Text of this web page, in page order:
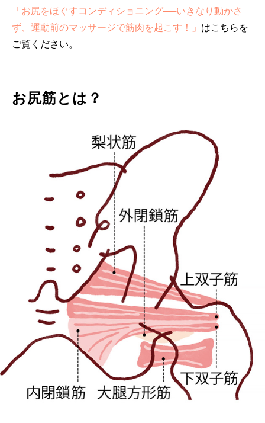
「お尻をほぐすコンディショニング──いきなり動かさ
ず、運動前のマッサージで筋肉を起こす！」 はこちらを
ご覧ください。
お尻筋とは？